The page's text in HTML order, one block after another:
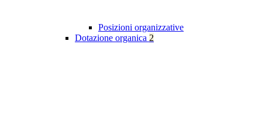
Posizioni organizzative
Dotazione organica 2